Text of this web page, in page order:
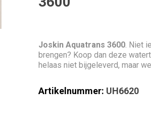
Joskin Aquatrans 3600. Niet
brengen? Koop dan deze
helaas niet bijgeleverd, maar
Artikelnummer: UH6620